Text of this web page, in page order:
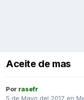
Aceite de mas
Por rasefr
5 de Mayo del 2017 en